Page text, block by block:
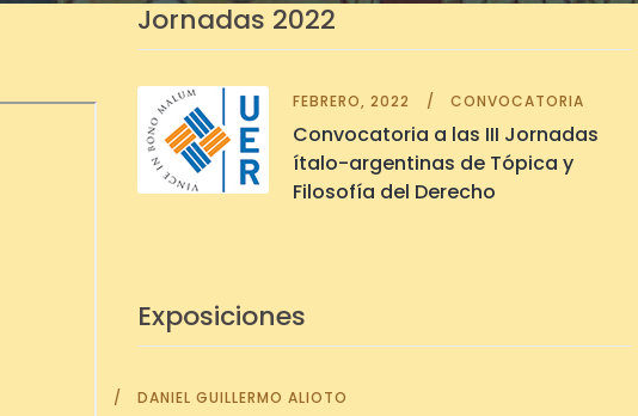
Jornadas 2022
FEBRERO, 2022 CONVOCATORIA
Convocatoria a las III Jornadas
ítalo-argentinas de Tópica y
Filosofía del Derecho
Exposiciones
DANIEL GUILLERMO ALIOTO